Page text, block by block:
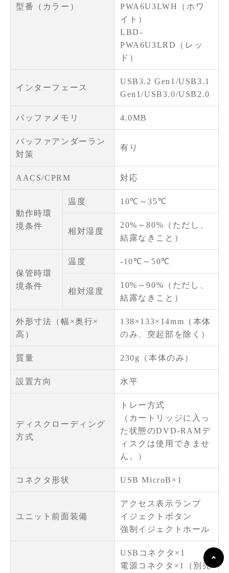
型番（カラー）
PWA6U3LWH（ホワ
イト）
LBD-
PWA6U3LRD（レッ
ド）
インターフェース
USB3.2 Gen1/USB3.1
Gen1/USB3.0/USB2.0
バッファメモリ 4.0MB
バッファアンダーラン
対策
有り
AACS/CPRM 対応
動作時環
境条件
温度 10℃～35℃
相対湿度
20%～80%（ただし、
結露なきこと）
保管時環
境条件
温度 -10℃～50℃
相対湿度
10%～90%（ただし、
結露なきこと）
外形寸法（幅×奥行×
高）
138×133×14mm（本体
のみ、突起部を除く）
質量 230g（本体のみ）
設置方向 水平
ディスクローディング
方式
トレー方式
（カートリッジに入っ
た状態のDVD-RAMデ
ィスクは使用できませ
ん。）
コネクタ形状 USB MicroB×1
ユニット前面装備
アクセス表示ランプ
イジェクトボタン
強制イジェクトホール
USBコネクタ×1
電源コネクタ×1（別売